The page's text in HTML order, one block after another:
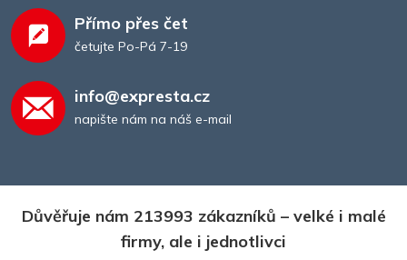
Přímo přes čet
četujte Po-Pá 7-19
info@expresta.cz
napište nám na náš e-mail
Důvěřuje nám 213993 zákazníků – velké i malé
firmy, ale i jednotlivci